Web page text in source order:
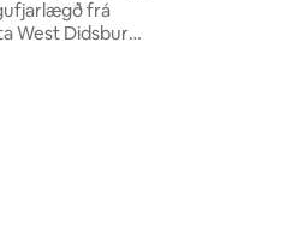
frá
West Didsbury)